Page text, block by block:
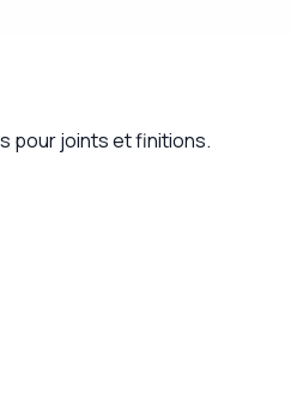
pour joints et finitions.